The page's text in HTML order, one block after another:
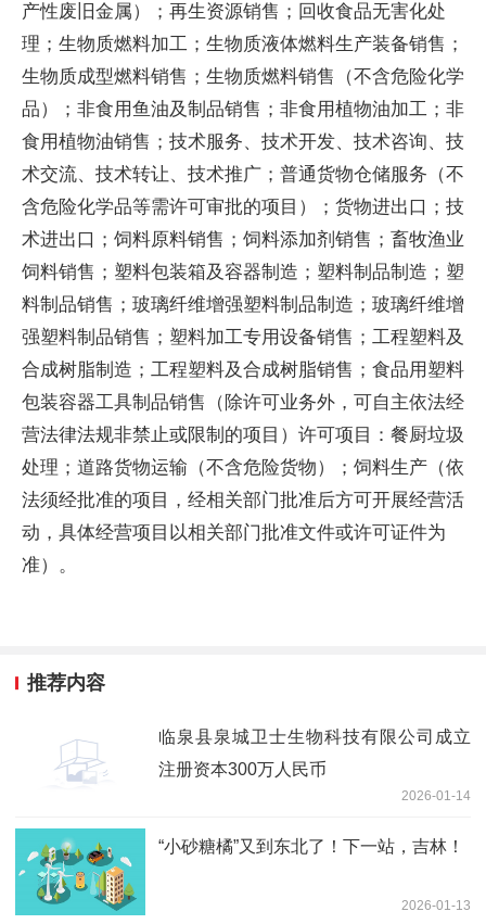
产性废旧金属）；再生资源销售；回收食品无害化处
理；生物质燃料加工；生物质液体燃料生产装备销售；
生物质成型燃料销售；生物质燃料销售（不含危险化学
品）；非食用鱼油及制品销售；非食用植物油加工；非
食用植物油销售；技术服务、技术开发、技术咨询、技
术交流、技术转让、技术推广；普通货物仓储服务（不
含危险化学品等需许可审批的项目）；货物进出口；技
术进出口；饲料原料销售；饲料添加剂销售；畜牧渔业
饲料销售；塑料包装箱及容器制造；塑料制品制造；塑
料制品销售；玻璃纤维增强塑料制品制造；玻璃纤维增
强塑料制品销售；塑料加工专用设备销售；工程塑料及
合成树脂制造；工程塑料及合成树脂销售；食品用塑料
包装容器工具制品销售（除许可业务外，可自主依法经
营法律法规非禁止或限制的项目）许可项目：餐厨垃圾
处理；道路货物运输（不含危险货物）；饲料生产（依
法须经批准的项目，经相关部门批准后方可开展经营活
动，具体经营项目以相关部门批准文件或许可证件为
准）。
推荐内容
临泉县泉城卫士生物科技有限公司成立
注册资本300万人民币
2026-01-14
“小砂糖橘”又到东北了！下一站，吉林！
2026-01-13